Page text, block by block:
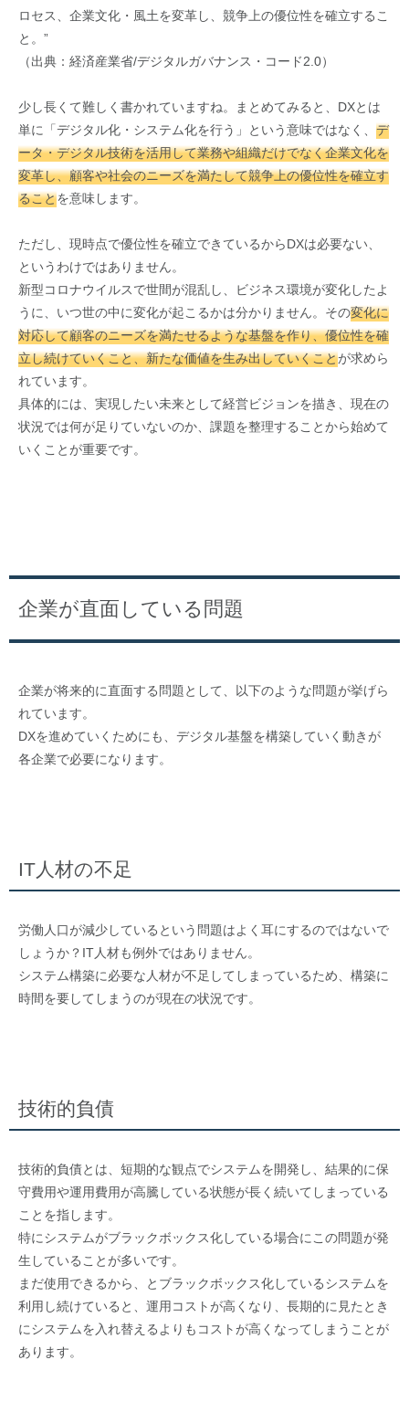
ロセス、企業文化・風土を変革し、競争上の優位性を確立するこ
と。”
（出典：経済産業省/デジタルガバナンス・コード2.0）
少し長くて難しく書かれていますね。まとめてみると、DXとは
単に「デジタル化・システム化を行う」という意味ではなく、 デ
ータ・デジタル技術を活用して業務や組織だけでなく企業文化を
変革し、顧客や社会のニーズを満たして競争上の優位性を確立す
ることを意味します。
ただし、現時点で優位性を確立できているからDXは必要ない、
というわけではありません。
新型コロナウイルスで世間が混乱し、ビジネス環境が変化したよ
うに、いつ世の中に変化が起こるかは分かりません。その変化に
対応して顧客のニーズを満たせるような基盤を作り、優位性を確
立し続けていくこと、新たな価値を生み出していくことが求めら
れています。
具体的には、実現したい未来として経営ビジョンを描き、現在の
状況では何が足りていないのか、課題を整理することから始めて
いくことが重要です。
企業が直面している問題
企業が将来的に直面する問題として、以下のような問題が挙げら
れています。
DXを進めていくためにも、デジタル基盤を構築していく動きが
各企業で必要になります。
IT人材の不足
労働人口が減少しているという問題はよく耳にするのではないで
しょうか？IT人材も例外ではありません。
システム構築に必要な人材が不足してしまっているため、構築に
時間を要してしまうのが現在の状況です。
技術的負債
技術的負債とは、短期的な観点でシステムを開発し、結果的に保
守費用や運用費用が高騰している状態が長く続いてしまっている
ことを指します。
特にシステムがブラックボックス化している場合にこの問題が発
生していることが多いです。
まだ使用できるから、とブラックボックス化しているシステムを
利用し続けていると、運用コストが高くなり、長期的に見たとき
にシステムを入れ替えるよりもコストが高くなってしまうことが
あります。